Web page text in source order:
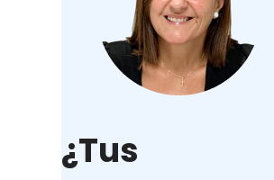
¿Tus